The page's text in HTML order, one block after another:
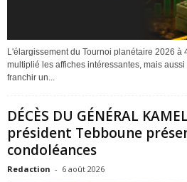
L'élargissement du Tournoi planétaire 2026 à
multiplié les affiches intéressantes, mais
franchir un...
DÉCÈS DU GÉNÉRAL
président Tebboune
condoléances
Redaction - 6 août 2026